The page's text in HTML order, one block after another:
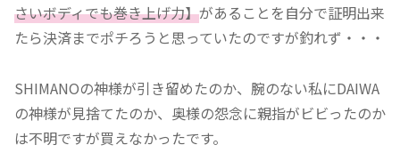
さいボディでも巻き上げ力】があることを自分で証明出来
たら決済までポチろうと思っていたのですが釣れず・・・
SHIMANOの神様が引き留めたのか、腕のない私にDAIWA
の神様が見捨てたのか、奥様の怨念に親指がビビったのか
は不明ですが買えなかったです。